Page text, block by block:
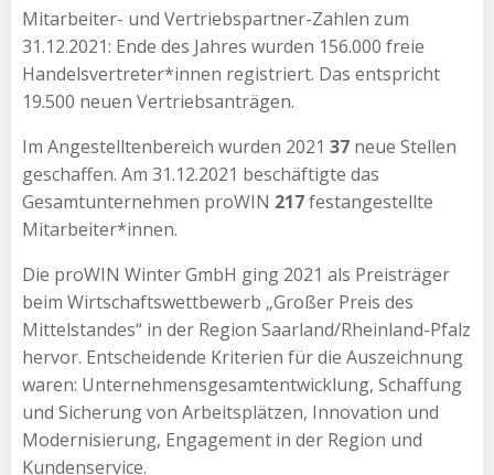
Mitarbeiter- und Vertriebspartner-Zahlen zum
31.12.2021: Ende des Jahres wurden 156.000 freie
Handelsvertreter*innen registriert. Das entspricht
19.500 neuen Vertriebsanträgen.
Im Angestelltenbereich wurden 2021 37 neue Stellen
geschaffen. Am 31.12.2021 beschäftigte das
Gesamtunternehmen proWIN 217festangestellte
Mitarbeiter*innen.
Die proWIN Winter GmbH ging 2021 als Preisträger
beim Wirtschaftswettbewerb „Großer Preis des
Mittelstandes“ in der Region Saarland/Rheinland-Pfalz
hervor. Entscheidende Kriterien für die Auszeichnung
waren: Unternehmensgesamtentwicklung, Schaffung
und Sicherung von Arbeitsplätzen, Innovation und
Modernisierung, Engagement in der Region und
Kundenservice.